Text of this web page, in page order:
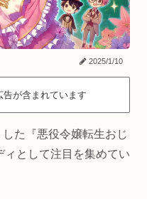
2025/1/10
が含まれています
た『悪役令嬢転生おじ
ィとして注目を集めてい